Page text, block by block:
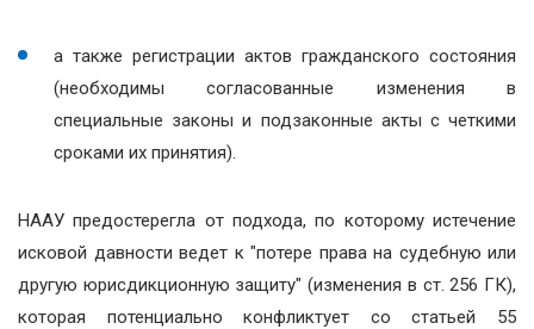
а также регистрации актов гражданского состояния
(необходимы согласованные изменения в
специальные законы и подзаконные акты с четкими
сроками их принятия).
НААУ предостерегла от подхода, по которому истечение
исковой давности ведет к "потере права на судебную или
другую юрисдикционную защиту" (изменения в ст. 256 ГК),
которая потенциально конфликтует со статьей 55